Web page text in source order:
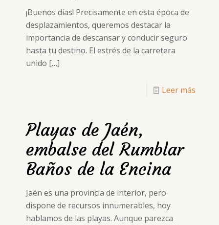
¡Buenos días! Precisamente en esta época de
desplazamientos, queremos destacar la
importancia de descansar y conducir seguro
hasta tu destino. El estrés de la carretera
unido […]
Leer más
Playas de Jaén,
embalse del Rumblar
Baños de la Encina
Jaén es una provincia de interior, pero
dispone de recursos innumerables, hoy
hablamos de las playas. Aunque parezca